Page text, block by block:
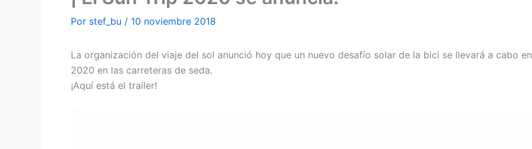
Por stef_bu / 10 noviembre 2018
La organización del viaje del sol anunció hoy que un nuevo desafío solar de la bici se llevará a cabo en
2020 en las carreteras de seda.
¡Aquí está el trailer!